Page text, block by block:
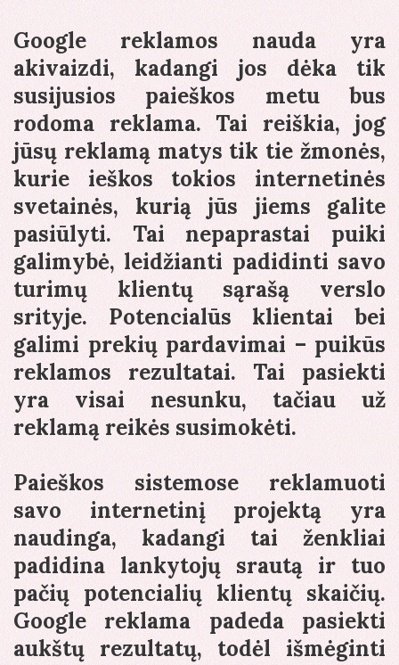
Google reklamos nauda yra
akivaizdi, kadangi jos dėka tik
susijusios paieškos metu bus
rodoma reklama. Tai reiškia, jog
jūsų reklamą matys tik tie žmonės,
kurie ieškos tokios internetinės
svetainės, kurią jūs jiems galite
pasiūlyti. Tai nepaprastai puiki
galimybė, leidžianti padidinti savo
turimų klientų sąrašą verslo
srityje. Potencialūs klientai bei
galimi prekių pardavimai – puikūs
reklamos rezultatai. Tai pasiekti
yra visai nesunku, tačiau už
reklamą reikės susimokėti.
Paieškos sistemose reklamuoti
savo internetinį projektą yra
naudinga, kadangi tai ženkliai
padidina lankytojų srautą ir tuo
pačių potencialių klientų skaičių.
Google reklama padeda pasiekti
aukštų rezultatų, todėl išmėginti